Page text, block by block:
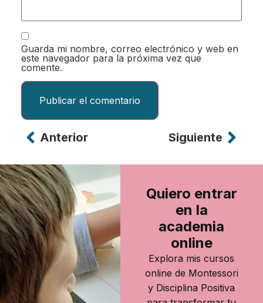
Guarda mi nombre, correo electrónico y web en
este navegador para la próxima vez que
comente.
Alternative:
Anterior Siguiente
Quiero entrar
en la
academia
online
Explora mis cursos
online de Montessori
y Disciplina Positiva